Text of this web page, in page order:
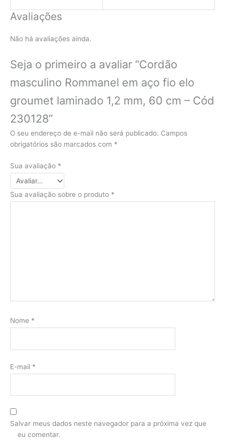
Avaliações
Não há avaliações ainda.
Seja o primeiro a avaliar “Cordão
masculino Rommanel em aço fio elo
groumet laminado 1,2 mm, 60 cm – Cód
230128”
O seu endereço de e-mail não será publicado. Campos
obrigatórios são marcados com *
Sua avaliação *
Sua avaliação sobre o produto *
Nome *
E-mail *
Salvar meus dados neste navegador para a próxima vez que
eu comentar.